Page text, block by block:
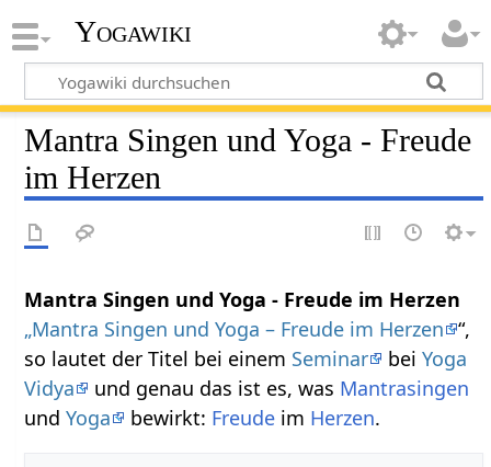
Yogawiki
Mantra Singen und Yoga - Freude
im Herzen
Mantra Singen und Yoga - Freude im Herzen
„Mantra Singen und Yoga – Freude im Herzen “,
so lautet der Titel bei einem Seminar beiYoga
Vidya
und genau das ist es, was Mantrasingen
undYoga bewirkt: Freude im Herzen.